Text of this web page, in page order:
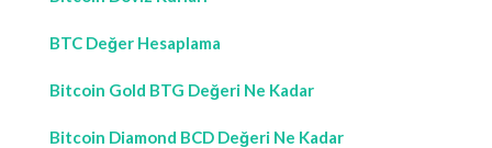
BTC Değer Hesaplama
Bitcoin Gold BTG Değeri Ne Kadar
Bitcoin Diamond BCD Değeri Ne Kadar